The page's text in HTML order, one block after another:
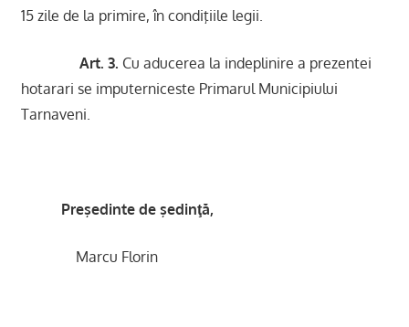
15 zile de la primire, în condiţiile legii.
Art. 3. Cu aducerea la indeplinire a prezentei
hotarari se imputerniceste Primarul Municipiului
Tarnaveni.
Preşedinte de şedinţă,
Marcu Florin